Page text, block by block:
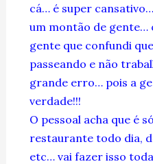
cá… é super
um montão de gente…
gente que confundi
passeando e não
grande erro… pois a
verdade!!!
O pessoal acha que é
restaurante todo dia,
etc… vai fazer isso